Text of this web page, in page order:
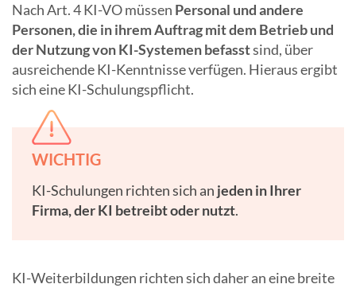
Nach Art. 4 KI-VO müssen Personal und andere
Personen, die in ihrem Auftrag mit dem Betrieb und
der Nutzung von KI-Systemen befasstsind, über
ausreichende KI-Kenntnisse verfügen. Hieraus ergibt
sich eine KI-Schulungspflicht.
WICHTIG
KI-Schulungen richten sich an jeden in Ihrer
Firma, der KI betreibt oder nutzt.
KI-Weiterbildungen richten sich daher an eine breite